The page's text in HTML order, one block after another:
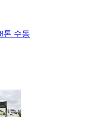
톤 수동